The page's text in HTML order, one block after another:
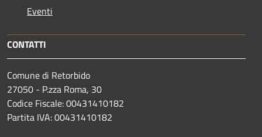
Eventi
CONTATTI
Comune di Retorbido
27050 - P.zza Roma, 30
Codice Fiscale: 00431410182
Partita IVA: 00431410182